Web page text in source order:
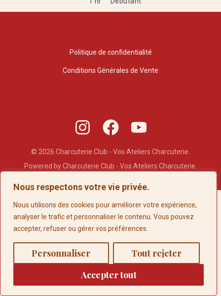
Nous respectons votre vie privée.
Nous utilisons des cookies pour améliorer votre expérience,
analyser le trafic et personnaliser le contenu. Vous pouvez
accepter, refuser ou gérer vos préférences.
Personnaliser
Tout rejeter
Accepter tout
Politique de confidentialité
Conditions Générales de Vente
© 2026 Charcuterie Club - Vos Ateliers Charcuterie.
Powered by Charcuterie Club - Vos Ateliers Charcuterie.